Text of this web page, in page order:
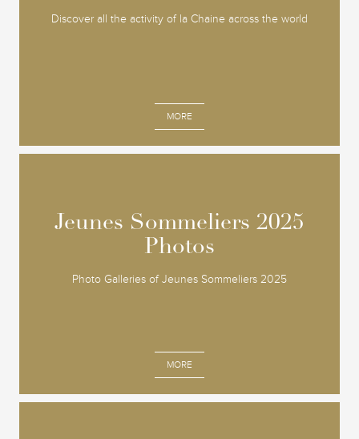
Discover all the activity of la Chaine across the world
MORE
Jeunes Sommeliers 2025
Photos
Photo Galleries of Jeunes Sommeliers 2025
MORE
Jeunes Sommeliers 2025
Photos